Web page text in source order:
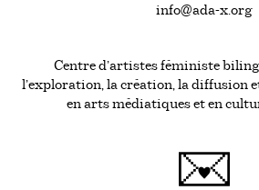
info@ada-x.org
Centre d’artistes féministe
l’exploration, la création, la diffusion
en arts médiatiques et en